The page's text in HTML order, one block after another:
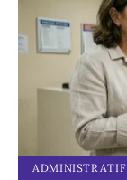
ADMINISTRATIF